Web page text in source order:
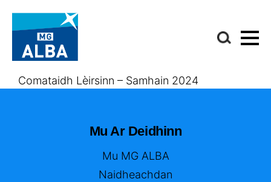
Comataidh Lèirsinn – Samhain 2024
Mu Ar Deidhinn
Mu MG ALBA
Naidheachdan